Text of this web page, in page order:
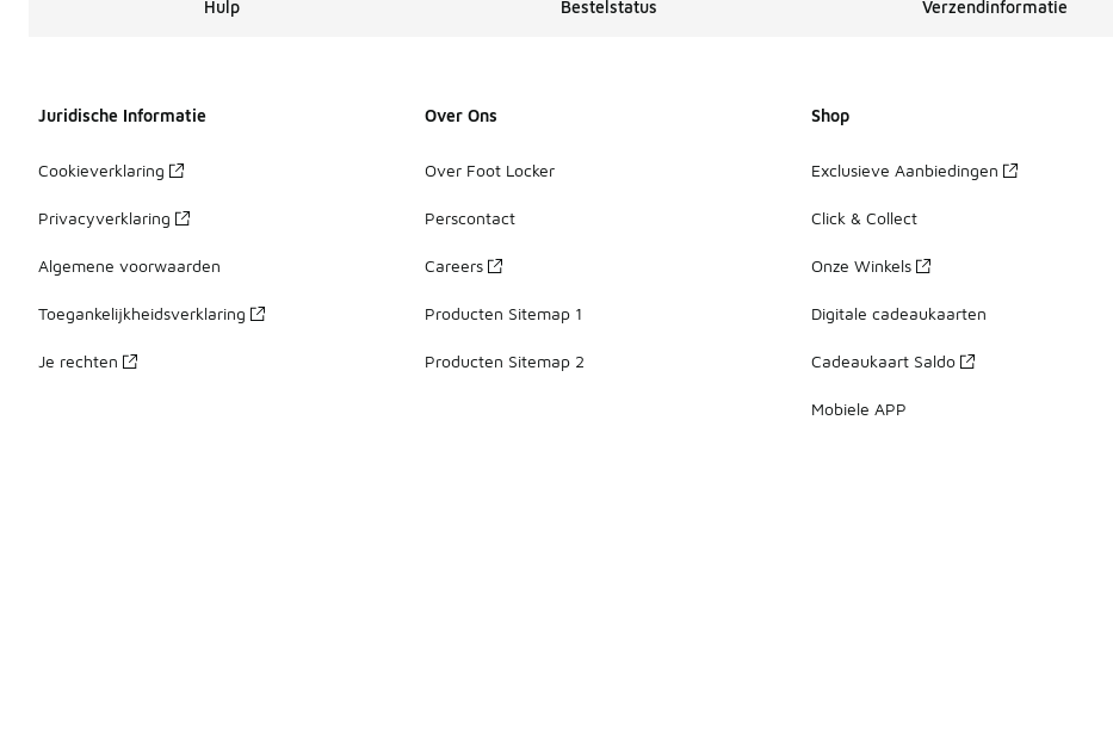
Hulp Bestelstatus Verzendinformatie
Juridische Informatie
Cookieverklaring
Privacyverklaring
Algemene voorwaarden
Toegankelijkheidsverklaring
Je rechten
Over Ons
Over Foot Locker
Perscontact
Careers
Producten Sitemap 1
Producten Sitemap 2
Shop
Exclusieve Aanbiedingen
Click & Collect
Onze Winkels
Digitale cadeaukaarten
Cadeaukaart Saldo
Mobiele APP